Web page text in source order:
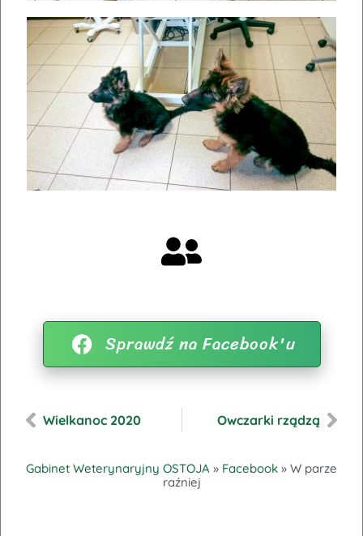
Sprawdź na Facebook'u
Wielkanoc 2020 Owczarki rządzą
Gabinet Weterynaryjny OSTOJA » Facebook » W parze
raźniej